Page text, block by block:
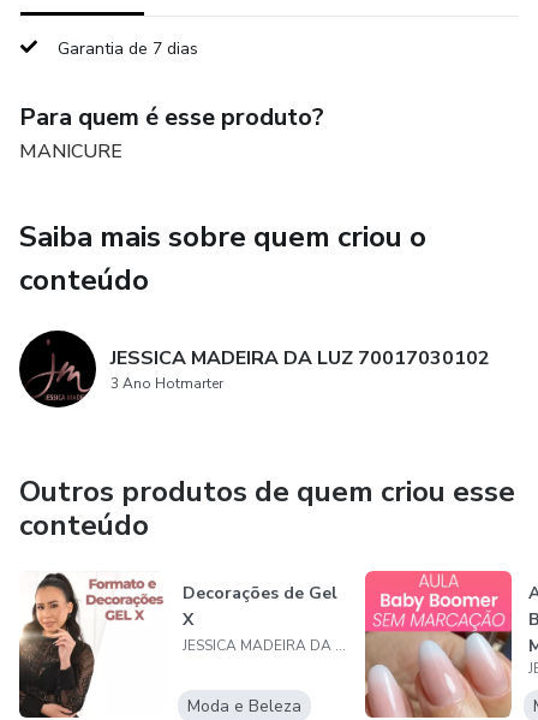
no seu crescimento profissional e destaque-se no mercado
Garantia de 7 dias
Para quem é esse produto?
MANICURE
Saiba mais sobre quem criou o
conteúdo
JESSICA MADEIRA DA LUZ 70017030102
3 Ano Hotmarter
Outros produtos de quem criou esse
conteúdo
Decorações de Gel
X
JESSICA MADEIRA DA LUZ 70017030102
Moda e Beleza